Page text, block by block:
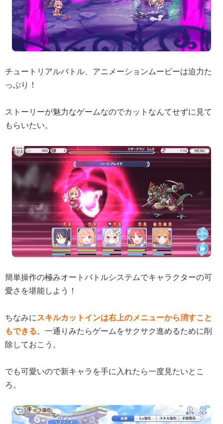
チュートリアルバトル、アニメーションムービーは迫力た
っぷり！
ストーリーが魅力なゲームなのでカットなんてせずに見て
もらいたい。
簡単操作の極みオートバトルシステムでキャラクターの可
愛さを堪能しよう！
ちなみに スキルカットインは右上のメニューから消すこと
もできる。一通りみたらゲームをサクサク進めるために削
除しておこう。
でも可愛いので新キャラを手に入れたら一度見たいとこ
ろ。